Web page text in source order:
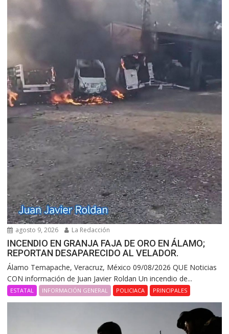
agosto 9, 2026 La Redacción
INCENDIO EN GRANJA FAJA DE ORO EN ÁLAMO;
REPORTAN DESAPARECIDO AL VELADOR.
Álamo Temapache, Veracruz, México 09/08/2026 QUE Noticias
CON información de Juan Javier Roldan Un incendio de...
ESTATAL INFORMACIÓN GENERAL POLICIACA PRINCIPALES